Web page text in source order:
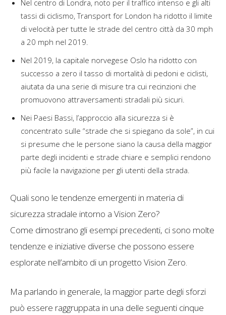
Nel centro di Londra, noto per il traffico intenso e gli alti
tassi di ciclismo, Transport for London ha ridotto il limite
di velocità per tutte le strade del centro città da 30 mph
a 20 mph nel 2019.
Nel 2019, la capitale norvegese Oslo ha ridotto con
successo a zero il tasso di mortalità di pedoni e ciclisti,
aiutata da una serie di misure tra cui recinzioni che
promuovono attraversamenti stradali più sicuri.
Nei Paesi Bassi, l’approccio alla sicurezza si è
concentrato sulle “strade che si spiegano da sole”, in cui
si presume che le persone siano la causa della maggior
parte degli incidenti e strade chiare e semplici rendono
più facile la navigazione per gli utenti della strada.
Quali sono le tendenze emergenti in materia di
sicurezza stradale intorno a Vision Zero?
Come dimostrano gli esempi precedenti, ci sono molte
tendenze e iniziative diverse che possono essere
esplorate nell’ambito di un progetto Vision Zero.
Ma parlando in generale, la maggior parte degli sforzi
può essere raggruppata in una delle seguenti cinque